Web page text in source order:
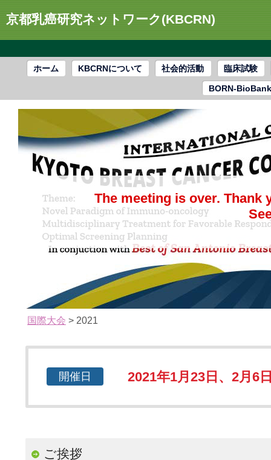
京都乳癌研究ネットワーク(KBCRN)
ホーム KBCRNについて 社会的活動 臨床試験
BORN-BioBank
The meeting is over. Thank
国際大会 > 2021
開催日 2021年1月23日、2月6
ご挨拶